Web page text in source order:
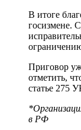
В итоге
госизмене.
Приговор
отметить,
статье 275
в РФ